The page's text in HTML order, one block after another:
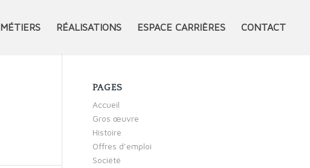
MÉTIERS RÉALISATIONS ESPACE CARRIÈRES CONTACT
PAGES
Accueil
Gros œuvre
Histoire
Offres d’emploi
Société